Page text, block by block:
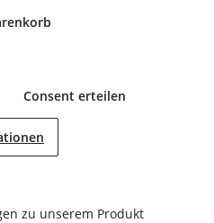
Consent erteilen
zu unserem Produkt